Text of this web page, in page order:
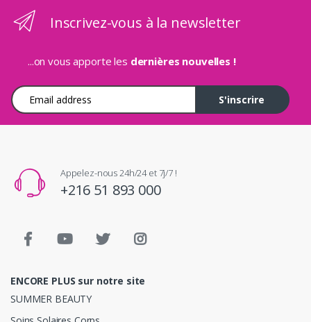
Inscrivez-vous à la newsletter
...on vous apporte les dernières nouvelles !
Adresse e-mail
S'inscrire
Appelez-nous 24h/24 et 7j/7 !
+216 51 893 000
ENCORE PLUS sur notre site
SUMMER BEAUTY